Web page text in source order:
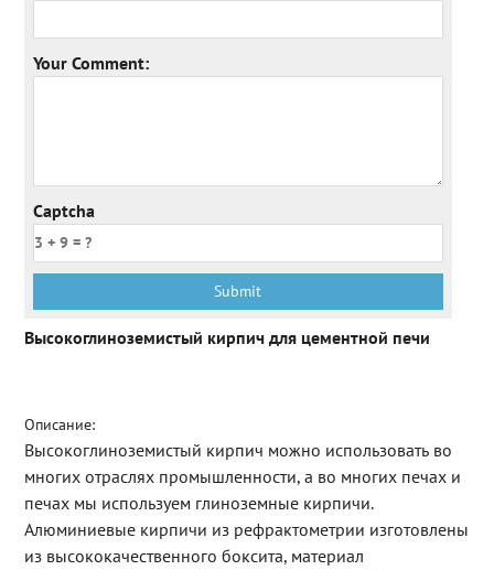
Your Comment:
Captcha
Высокоглиноземистый кирпич для цементной печи
Описание:
Высокоглиноземистый кирпич можно использовать во
многих отраслях промышленности, а во многих печах и
печах мы используем глиноземные кирпичи.
Алюминиевые кирпичи из рефрактометрии изготовлены
из высококачественного боксита, материал